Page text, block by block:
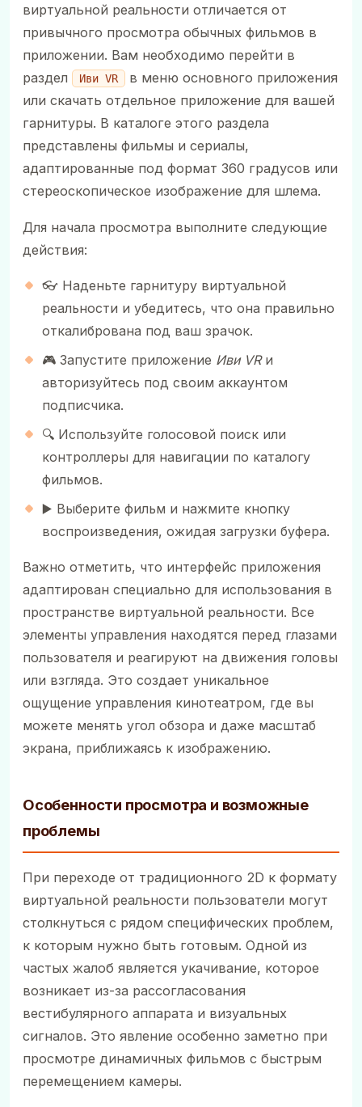
виртуальной реальности отличается от
привычного просмотра обычных фильмов в
приложении. Вам необходимо перейти в
раздел
Иви VR
в меню основного приложения
или скачать отдельное приложение для вашей
гарнитуры. В каталоге этого раздела
представлены фильмы и сериалы,
адаптированные под формат 360 градусов или
стереоскопическое изображение для шлема.
Для начала просмотра выполните следующие
действия:
👓 Наденьте гарнитуру виртуальной
реальности и убедитесь, что она правильно
откалибрована под ваш зрачок.
🎮 Запустите приложение Иви VRи
авторизуйтесь под своим аккаунтом
подписчика.
🔍 Используйте голосовой поиск или
контроллеры для навигации по каталогу
фильмов.
▶️ Выберите фильм и нажмите кнопку
воспроизведения, ожидая загрузки буфера.
Важно отметить, что интерфейс приложения
адаптирован специально для использования в
пространстве виртуальной реальности. Все
элементы управления находятся перед глазами
пользователя и реагируют на движения головы
или взгляда. Это создает уникальное
ощущение управления кинотеатром, где вы
можете менять угол обзора и даже масштаб
экрана, приближаясь к изображению.
Особенности просмотра и возможные
проблемы
При переходе от традиционного 2D к формату
виртуальной реальности пользователи могут
столкнуться с рядом специфических проблем,
к которым нужно быть готовым. Одной из
частых жалоб является укачивание, которое
возникает из-за рассогласования
вестибулярного аппарата и визуальных
сигналов. Это явление особенно заметно при
просмотре динамичных фильмов с быстрым
перемещением камеры.